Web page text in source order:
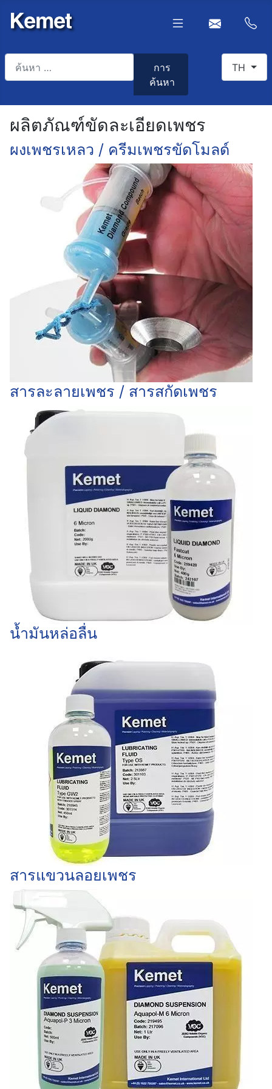
การค้นหา
Type 2 or more characters for results.
การ
ค้นหา
TH
ผลิตภัณฑ์ขัดละเอียดเพชร
ผงเพชรเหลว / ครีมเพชรขัดโมลด์
สารละลายเพชร / สารสกัดเพชร
น้ำมันหล่อลื่น
สารแขวนลอยเพชร